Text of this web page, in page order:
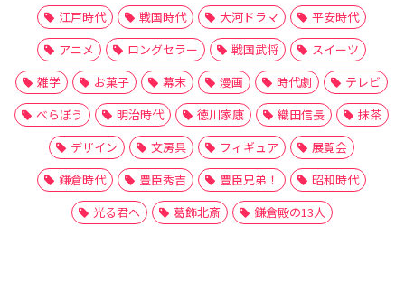
江戸時代 戦国時代 大河ドラマ
平安時代
アニメ
ロングセラー 戦国武将
スイーツ
雑学
お菓子 幕末 漫画 時代劇
テレビ
べらぼう
明治時代 徳川家康 織田信長
抹茶
デザイン
文房具 フィギュア
展覧会
鎌倉時代
豊臣秀吉 豊臣兄弟！
昭和時代
光る君へ
葛飾北斎 鎌倉殿の13人